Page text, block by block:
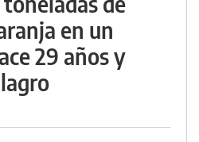
en un
29 años y